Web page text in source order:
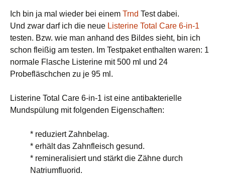
Ich bin ja mal wieder bei einem Trnd Test dabei.
Und zwar darf ich die neue Listerine Total Care 6-in-1
testen. Bzw. wie man anhand des Bildes sieht, bin ich
schon fleißig am testen. Im Testpaket enthalten waren: 1
normale Flasche Listerine mit 500 ml und 24
Probefläschchen zu je 95 ml.
Listerine Total Care 6-in-1 ist eine antibakterielle
Mundspülung mit folgenden Eigenschaften:
* reduziert Zahnbelag.
* erhält das Zahnfleisch gesund.
* remineralisiert und stärkt die Zähne durch
Natriumfluorid.